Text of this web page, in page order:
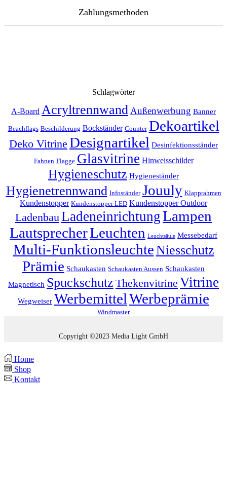
Zahlungsmethoden
Schlagwörter
A-Board AcryltrennwandAußenwerbung Banner
Beachflags Beschilderung Bockständer Counter Dekoartikel
Deko Vitrine Designartikel Desinfektionsständer
Fahnen Flagge Glasvitrine Hinweisschilder
Hygieneschutz Hygieneständer
Hygienetrennwand Infoständer Jouuly Klapprahmen
Kundenstopper Kundenstopper LED Kundenstopper Outdoor
LadenbauLadeneinrichtungLampen
LautsprecherLeuchten Leuchtsäule Messebedarf
Multi-FunktionsleuchteNiesschutz
Prämie Schaukasten Schaukasten Aussen Schaukasten
Magnetisch Spuckschutz Thekenvitrine Vitrine
Wegweiser WerbemittelWerbeprämie
Windmaster
Copyright ©2023 Media Light GmbH
Home
Shop
Kontakt